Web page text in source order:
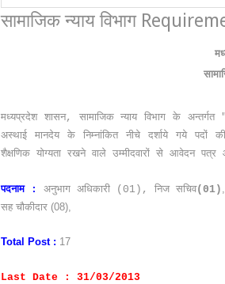
सामाजिक न्याय विभाग
मध्यप्रदेश शासन, सामाजिक न्याय विभाग के
अस्थाई मानदेय के निम्नांकित नीचे दर्शाये गये पदों
शैक्षणिक योग्यता रखने वाले उम्मीदवारों से आवेदन
पदनाम : अनुभाग अधिकारी (01), निज सचिव(01)
सह चौकीदार (08),
Total Post : 17
Last Date : 31/03/2013